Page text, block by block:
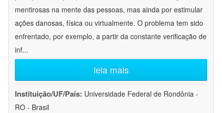
mentirosas na mente das pessoas, mas ainda por estimular
ações danosas, física ou virtualmente. O problema tem sido
enfrentado, por exemplo, a partir da constante verificação de
inf...
leia mais
Instituição/UF/País: Universidade Federal de Rondônia -
RO - Brasil